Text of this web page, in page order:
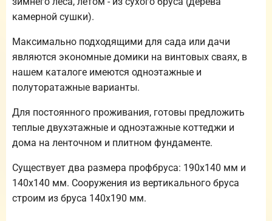
камерной сушки).
Максимально подходящими для сада или дачи
являются экономные домики на винтовых сваях, в
нашем каталоге имеются одноэтажные и
полуторатажные варианты.
Для постоянного проживания, готовы предложить
теплые двухэтажные и одноэтажные коттеджи и
дома на ленточном и плитном фундаменте.
Существует два размера профбруса: 190х140 мм и
140х140 мм. Сооружения из вертикального бруса
строим из бруса 140х190 мм.